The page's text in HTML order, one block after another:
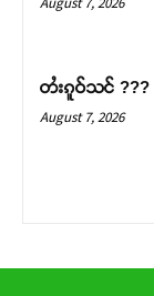
တႆးၵူဝ်သင် ???
August 7, 2026